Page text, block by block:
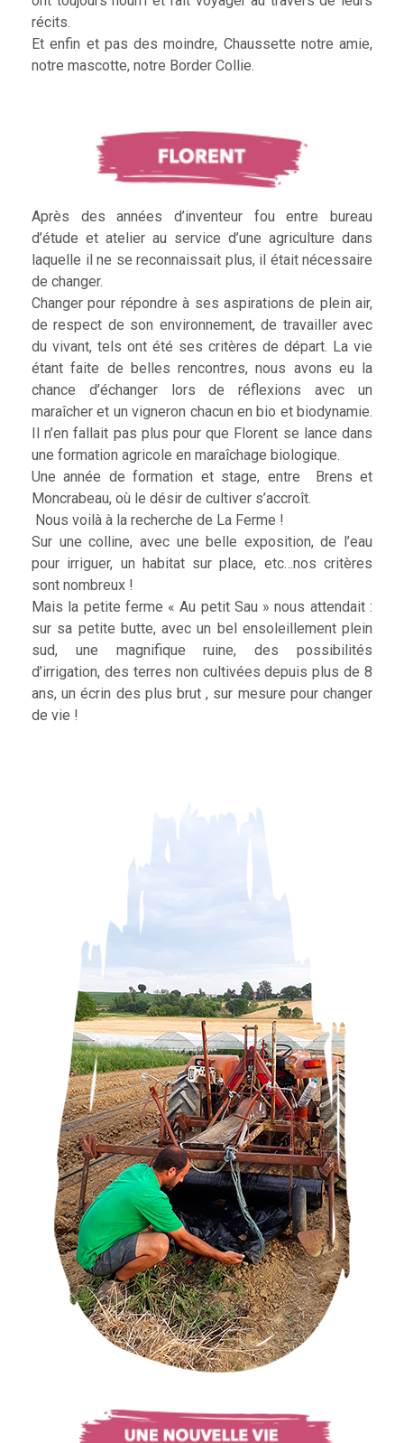
récits.
Et enfin et pas des moindre, Chaussette notre amie,
notre mascotte, notre Border Collie.
Après des années d’inventeur fou entre bureau
d’étude et atelier au service d’une agriculture dans
laquelle il ne se reconnaissait plus, il était nécessaire
de changer.
Changer pour répondre à ses aspirations de plein air,
de respect de son environnement, de travailler avec
du vivant, tels ont été ses critères de départ. La vie
étant faite de belles rencontres, nous avons eu la
chance d’échanger lors de réflexions avec un
maraîcher et un vigneron chacun en bio et biodynamie.
Il n’en fallait pas plus pour que Florent se lance dans
une formation agricole en maraîchage biologique.
Une année de formation et stage, entre Brens et
Moncrabeau, où le désir de cultiver s’accroît.
Nous voilà à la recherche de La Ferme !
Sur une colline, avec une belle exposition, de l’eau
pour irriguer, un habitat sur place, etc…nos critères
sont nombreux !
Mais la petite ferme « Au petit Sau » nous attendait :
sur sa petite butte, avec un bel ensoleillement plein
sud, une magnifique ruine, des possibilités
d’irrigation, des terres non cultivées depuis plus de 8
ans, un écrin des plus brut , sur mesure pour changer
de vie !